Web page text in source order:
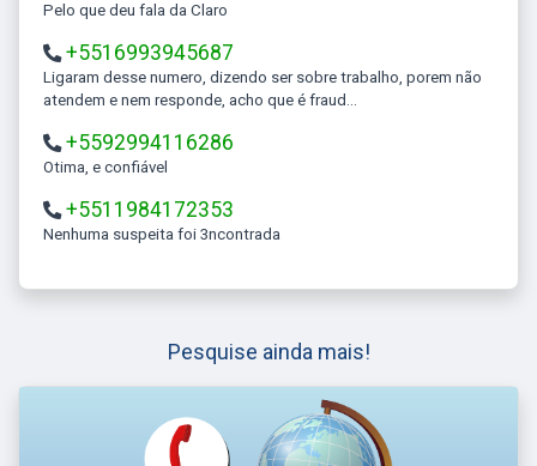
Pelo que deu fala da Claro
+5516993945687
Ligaram desse numero, dizendo ser sobre trabalho, porem não
atendem e nem responde, acho que é fraud...
+5592994116286
Otima, e confiável
+5511984172353
Nenhuma suspeita foi 3ncontrada
Pesquise ainda mais!